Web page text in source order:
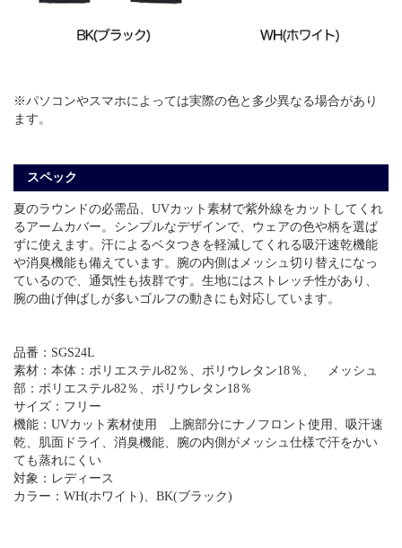
※パソコンやスマホによっては実際の色と多少異なる場合があり
ます。
スペック
夏のラウンドの必需品、UVカット素材で紫外線をカットしてくれ
るアームカバー。シンプルなデザインで、ウェアの色や柄を選ば
ずに使えます。汗によるベタつきを軽減してくれる吸汗速乾機能
や消臭機能も備えています。腕の内側はメッシュ切り替えになっ
ているので、通気性も抜群です。生地にはストレッチ性があり、
腕の曲げ伸ばしが多いゴルフの動きにも対応しています。
品番：SGS24L
素材：本体：ポリエステル82％、ポリウレタン18％、 メッシュ
部：ポリエステル82％、ポリウレタン18％
サイズ：フリー
機能：UVカット素材使用 上腕部分にナノフロント使用、吸汗速
乾、肌面ドライ、消臭機能、腕の内側がメッシュ仕様で汗をかい
ても蒸れにくい
対象：レディース
カラー：WH(ホワイト)、BK(ブラック)